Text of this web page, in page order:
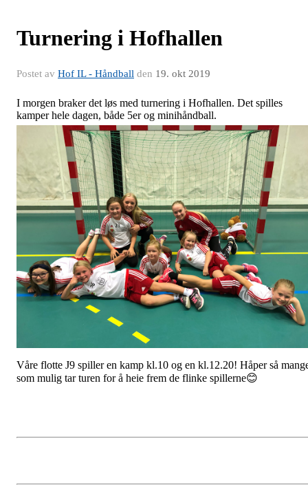
Turnering i Hofhallen
Postet av Hof IL - Håndball den 19. okt 2019
I morgen braker det løs med turnering i Hofhallen. Det spilles
kamper hele dagen, både 5er og minihåndball.
Våre flotte J9 spiller en kamp kl.10 og en kl.12.20! Håper så
som mulig tar turen for å heie frem de flinke spillerne😊